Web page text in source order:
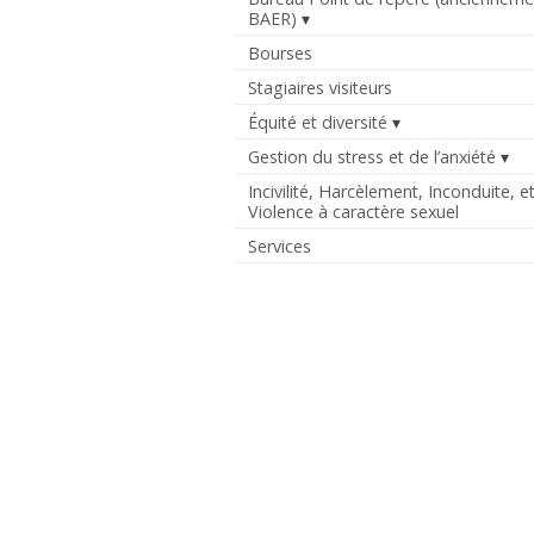
BAER)
Bourses
Stagiaires visiteurs
Équité et diversité
Gestion du stress et de l’anxiété
Incivilité, Harcèlement, Inconduite,
Violence à caractère sexuel
Services